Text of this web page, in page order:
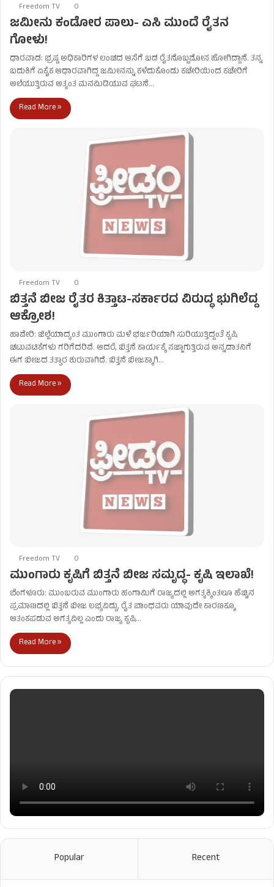
Freedom TV 0
ಜಮೀನು ಕಂಡೋರ ಪಾಲು- ಎಸಿ ಮುಂದೆ ರೈತನ
ಗೋಳು!
ಧಾರವಾಡ: ಭ್ರಷ್ಟ ಅಧಿಕಾರಿಗಳ ಲಂಚದ ಆಸೆಗೆ ಬಡ ರೈತನೊಬ್ಬಮೋಸ ಹೋಗಿದ್ದಾನೆ. ತನ್ನ
ಬದುಕಿಗೆ ಏಕೈಕ ಆಧಾರವಾಗಿದ್ದ ಜಮೀನನ್ನು ಕಳೆದುಕೊಂಡು ಕಚೇರಿಯಿಂದ ಕಚೇರಿಗೆ
ಅಲೆಯುತ್ತಿರುವ ಅತ್ಯಂತ ಮನಮಿಡಿಯುವ ಘಟನೆ…
Read More »
Freedom TV 0
ಬಿತ್ತನೆ ಬೀಜ ರೈತರ ಕಿತ್ತಾಟ-ಸರ್ಕಾರದ ವಿರುದ್ಧ ಭುಗಿಲೆದ್ದ
ಆಕ್ರೋಶ!
ಹಾವೇರಿ: ಜಿಲ್ಲೆಯಾದ್ಯಂತ ಮುಂಗಾರು ಮಳೆ ಭರ್ಜರಿಯಾಗಿ ಸುರಿಯುತ್ತಿದ್ದಂತೆ ಕೃಷಿ
ಚಟುವಟಿಕೆಗಳು ಗರಿಗೆದರಿವೆ. ಆದರೆ, ಬಿತ್ತನೆ ಕಾರ್ಯಕ್ಕೆ ಸಜ್ಜಾಗುತ್ತಿರುವ ಅನ್ನದಾತನಿಗೆ
ಈಗ ಬೀಜದ ತತ್ವಾರ ಶುರುವಾಗಿದೆ. ಬಿತ್ತನೆ ಬೀಜಕ್ಕಾಗಿ…
Read More »
Freedom TV 0
ಮುಂಗಾರು ಕೃಷಿಗೆ ಬಿತ್ತನೆ ಬೀಜ ಸಮೃದ್ಧ- ಕೃಷಿ ಇಲಾಖೆ!
ಬೆಂಗಳೂರು: ಮುಂಬರುವ ಮುಂಗಾರು ಹಂಗಾಮಿಗೆ ರಾಜ್ಯದಲ್ಲಿ ಅಗತ್ಯಕ್ಕಿಂತಲೂ ಹೆಚ್ಚಿನ
ಪ್ರಮಾಣದಲ್ಲಿ ಬಿತ್ತನೆ ಬೀಜ ಲಭ್ಯವಿದ್ದು, ರೈತ ಬಾಂಧವರು ಯಾವುದೇ ಕಾರಣಕ್ಕೂ
ಆತಂಕಪಡುವ ಅಗತ್ಯವಿಲ್ಲ ಎಂದು ರಾಜ್ಯ ಕೃಷಿ…
Read More »
Popular Recent